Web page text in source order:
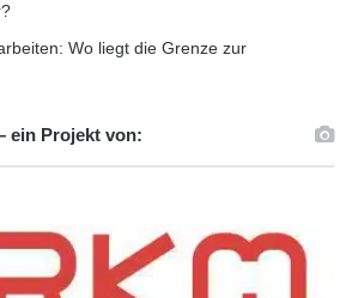
Wo liegt die Grenze zur
ein Projekt von: